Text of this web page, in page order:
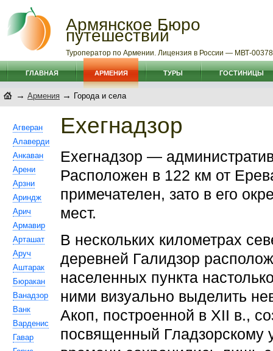
Армянское Бюро
путешествий
Туроператор по Армении. Лицензия в России — МВТ-
ГЛАВНАЯ АРМЕНИЯ ТУРЫ ГОСТИНИЦЫ
→ Армения → Города и села
Агверан
Алаверди
Анкаван
Арени
Арзни
Ариндж
Арич
Армавир
Арташат
Аруч
Аштарак
Бюракан
Ванадзор
Ванк
Варденис
Гавар
Ехегнадзор
Ехегнадзор —
Расположен в 122 км от
примечателен, зато в его
мест.
В нескольких километрах
деревней Галидзор
населенных пункта
ними визуально выделить
Акоп, построенной в XII в.,
посвященный Гладзорскому